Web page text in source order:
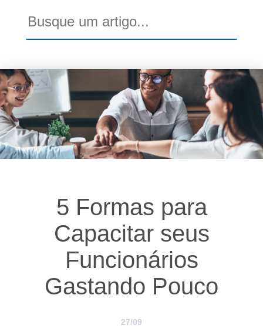
5 Formas para
Capacitar seus
Funcionários
Gastando Pouco
27/09